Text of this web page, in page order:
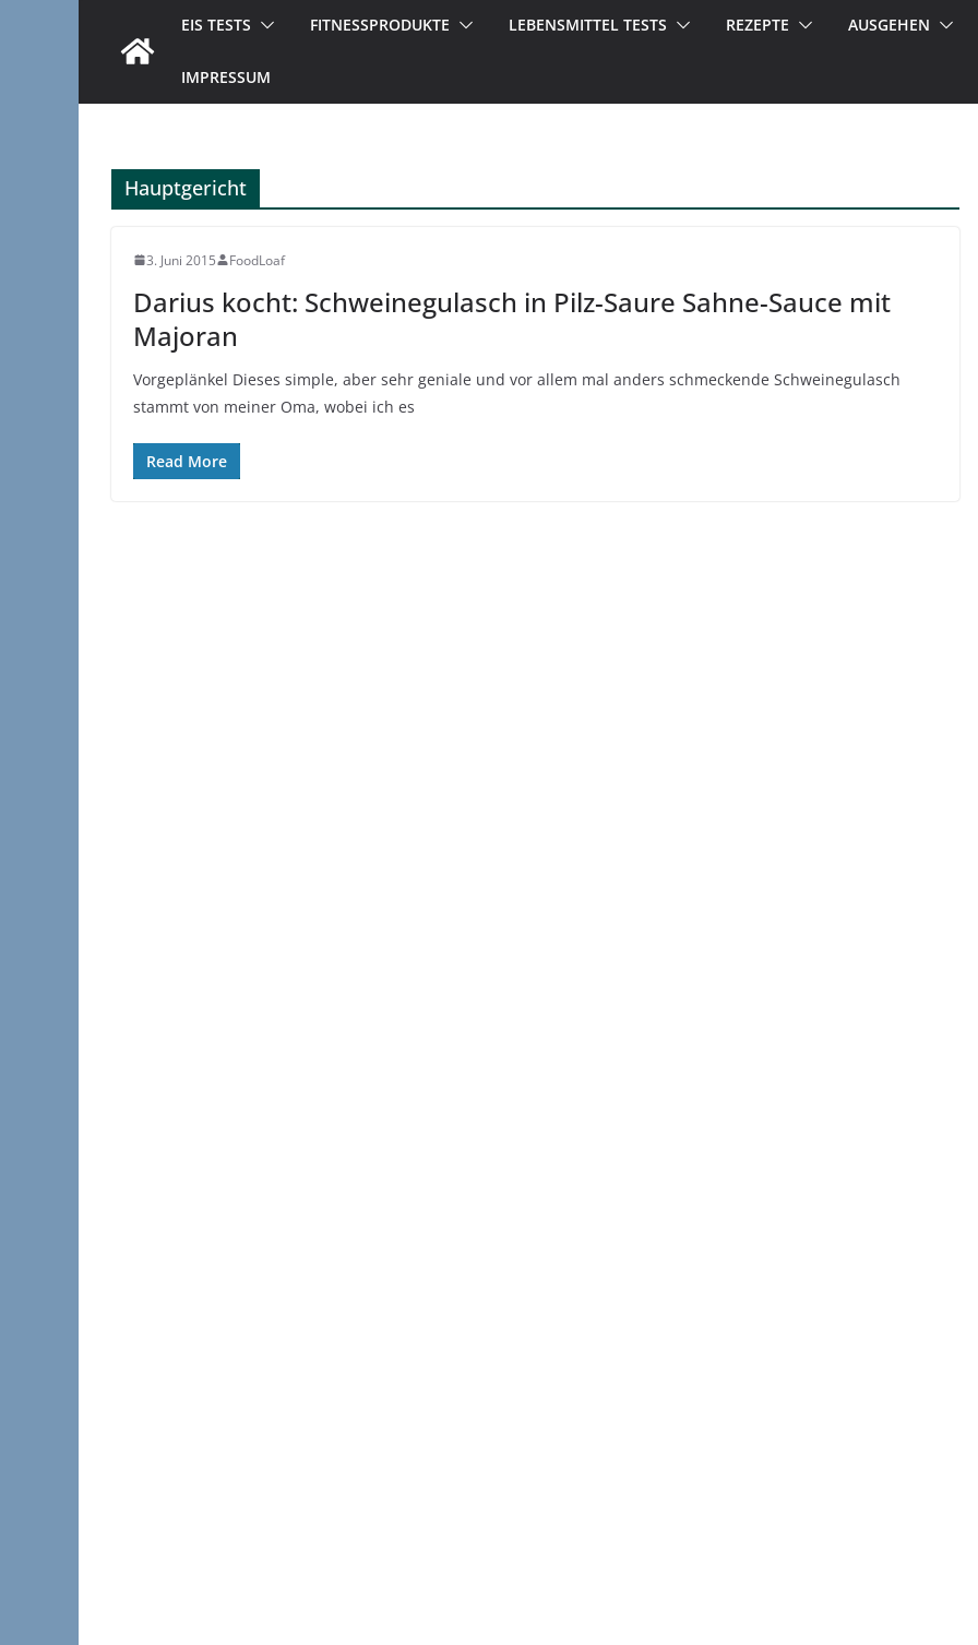
EIS TESTS FITNESSPRODUKTE LEBENSMITTEL TESTS REZEPTE AUSGEHEN
IMPRESSUM
Hauptgericht
3. Juni 2015 FoodLoaf
Darius kocht: Schweinegulasch in Pilz-Saure Sahne-Sauce mit
Majoran
Vorgeplänkel Dieses simple, aber sehr geniale und vor allem mal anders schmeckende Schweinegulasch
stammt von meiner Oma, wobei ich es
Read More